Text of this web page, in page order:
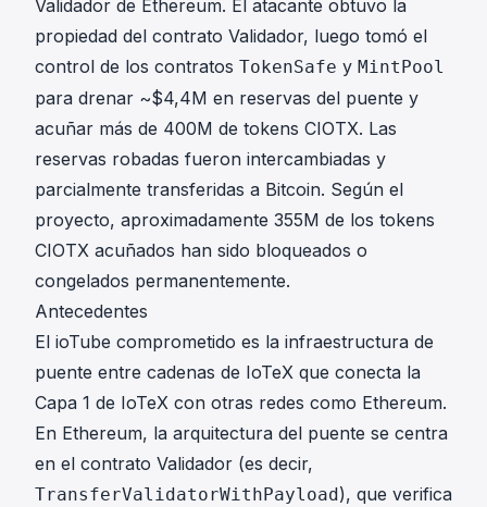
Validador de Ethereum. El atacante obtuvo la
propiedad del contrato Validador, luego tomó el
control de los contratos TokenSafe y MintPool
para drenar ~$4,4M en reservas del puente y
acuñar más de 400M de tokens CIOTX. Las
reservas robadas fueron intercambiadas y
parcialmente transferidas a Bitcoin. Según el
proyecto, aproximadamente 355M de los tokens
CIOTX acuñados han sido bloqueados o
congelados permanentemente.
Antecedentes
El ioTube comprometido es la infraestructura de
puente entre cadenas de IoTeX que conecta la
Capa 1 de IoTeX con otras redes como Ethereum.
En Ethereum, la arquitectura del puente se centra
en el contrato Validador (es decir,
TransferValidatorWithPayload ), que verifica